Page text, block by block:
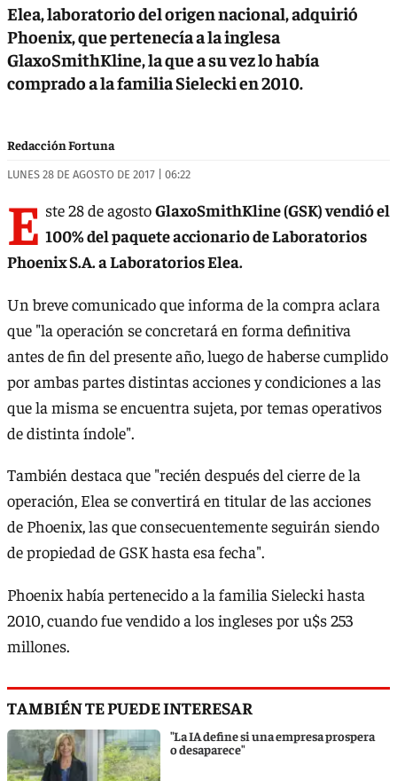
Elea, laboratorio del origen nacional, adquirió
Phoenix, que pertenecía a la inglesa
GlaxoSmithKline, la que a su vez lo había
comprado a la familia Sielecki en 2010.
Redacción Fortuna
LUNES 28 DE AGOSTO DE 2017 | 06:22
E ste 28 de agostoGlaxoSmithKline (GSK) vendió el
100% del paquete accionario de Laboratorios
Phoenix S.A. a Laboratorios Elea.
Un breve comunicado que informa de la compra aclara
que "la operación se concretará en forma definitiva
antes de fin del presente año, luego de haberse cumplido
por ambas partes distintas acciones y condiciones a las
que la misma se encuentra sujeta, por temas operativos
de distinta índole".
También destaca que "recién después del cierre de la
operación, Elea se convertirá en titular de las acciones
de Phoenix, las que consecuentemente seguirán siendo
de propiedad de GSK hasta esa fecha".
Phoenix había pertenecido a la familia Sielecki hasta
2010, cuando fue vendido a los ingleses por u$s 253
millones.
TAMBIÉN TE PUEDE INTERESAR
"La IA define si una empresa prospera
o desaparece"